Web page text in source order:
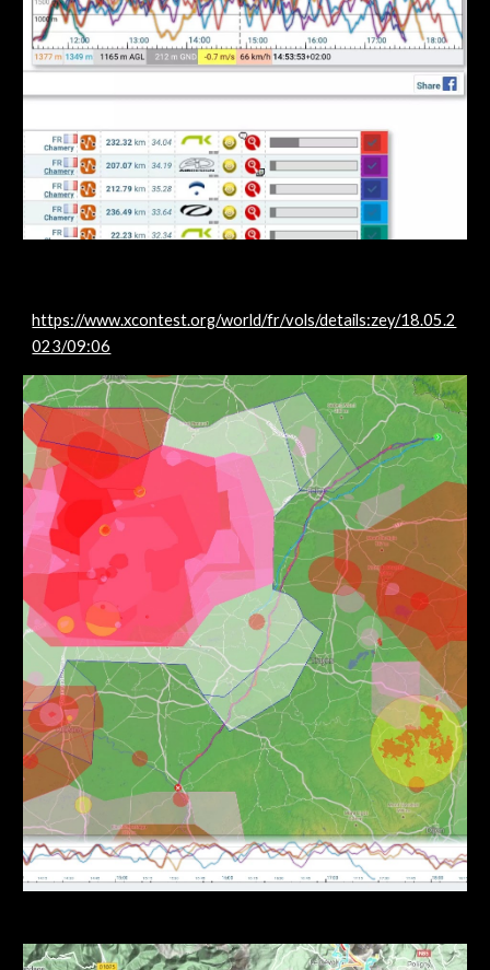
https://www.xcontest.org/world/fr/vols/details:zey/18.05.2
023/09:06